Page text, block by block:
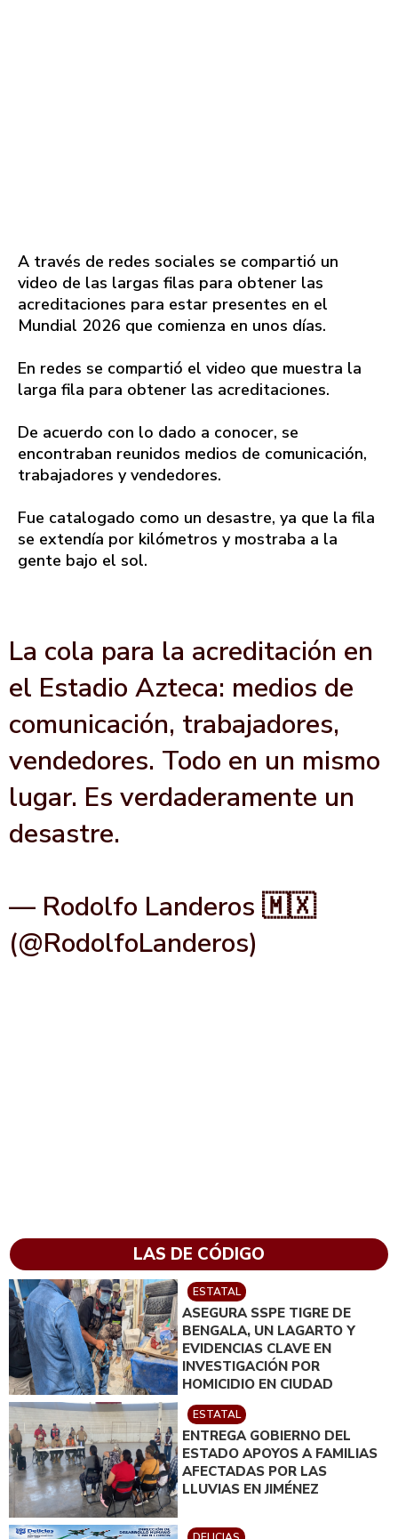
A través de redes sociales se compartió un
video de las largas filas para obtener las
acreditaciones para estar presentes en el
Mundial 2026 que comienza en unos días.
En redes se compartió el video que muestra la
larga fila para obtener las acreditaciones.
De acuerdo con lo dado a conocer, se
encontraban reunidos medios de comunicación,
trabajadores y vendedores.
Fue catalogado como un desastre, ya que la fila
se extendía por kilómetros y mostraba a la
gente bajo el sol.
La cola para la acreditación en
el Estadio Azteca: medios de
comunicación, trabajadores,
vendedores. Todo en un mismo
lugar. Es verdaderamente un
desastre.
— Rodolfo Landeros 🇲🇽
(@RodolfoLanderos)
LAS DE CÓDIGO
ESTATAL
ASEGURA SSPE TIGRE DE
BENGALA, UN LAGARTO Y
EVIDENCIAS CLAVE EN
INVESTIGACIÓN POR
HOMICIDIO EN CIUDAD
JUÁREZ; EN CATEO
INSTRUIDO POR GILBERTO
LOYA
ESTATAL
ENTREGA GOBIERNO DEL
ESTADO APOYOS A FAMILIAS
AFECTADAS POR LAS
LLUVIAS EN JIMÉNEZ